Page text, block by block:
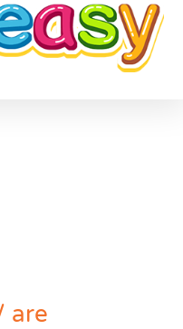
דילוג
לתוכן
are